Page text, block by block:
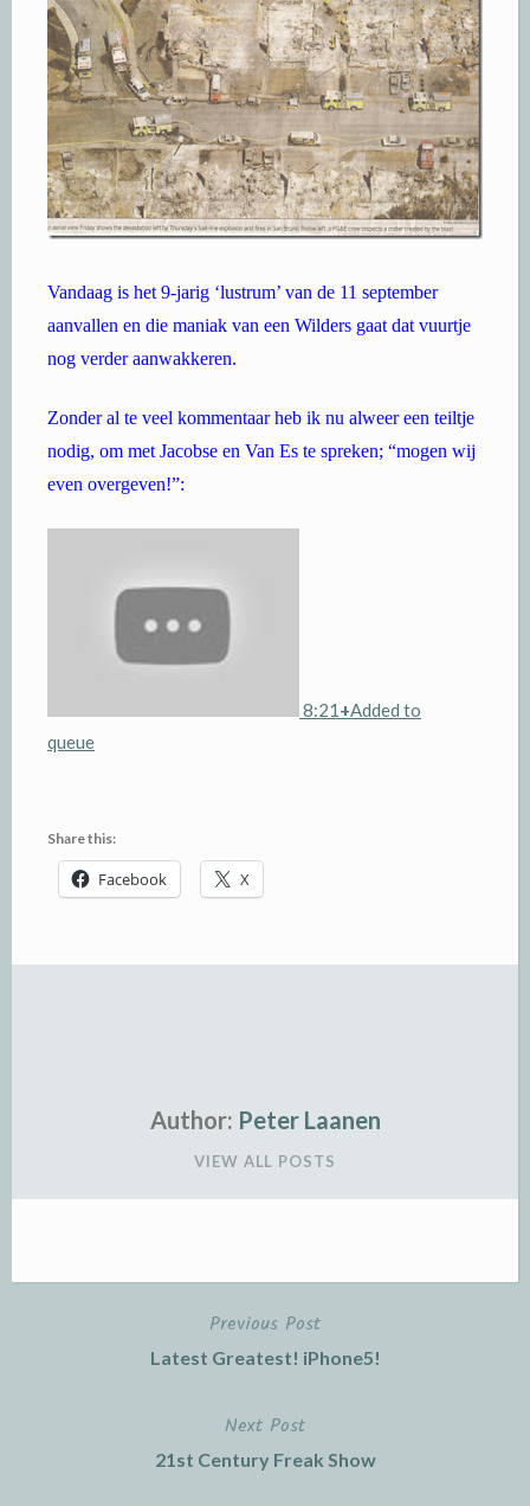
Vandaag is het 9-jarig ‘lustrum’ van de 11 september
aanvallen en die maniak van een Wilders gaat dat vuurtje
nog verder aanwakkeren.
Zonder al te veel kommentaar heb ik nu alweer een teiltje
nodig, om met Jacobse en Van Es te spreken; “mogen wij
even overgeven!”:
8:21+Added to
queue
Share this:
Facebook X
Author: Peter Laanen
VIEW ALL POSTS
Previous Post
Latest Greatest! iPhone5!
Next Post
21st Century Freak Show